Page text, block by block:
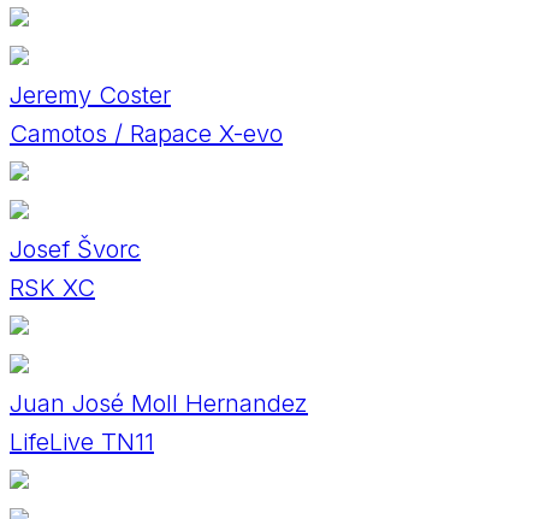
Jeremy Coster
Camotos / Rapace X-evo
Josef Švorc
RSK XC
Juan José Moll Hernandez
LifeLive TN11